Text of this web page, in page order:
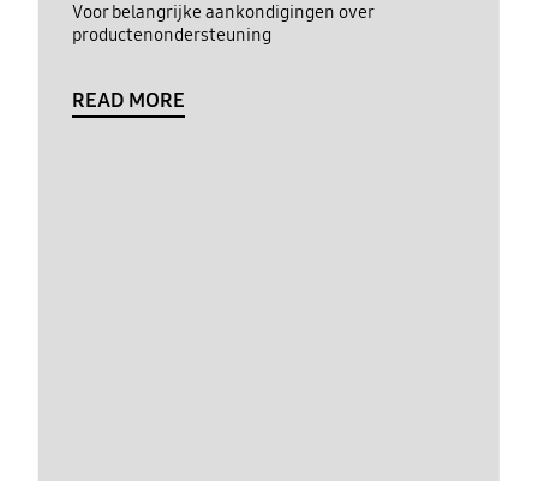
Voor belangrijke aankondigingen over
productenondersteuning
READ MORE